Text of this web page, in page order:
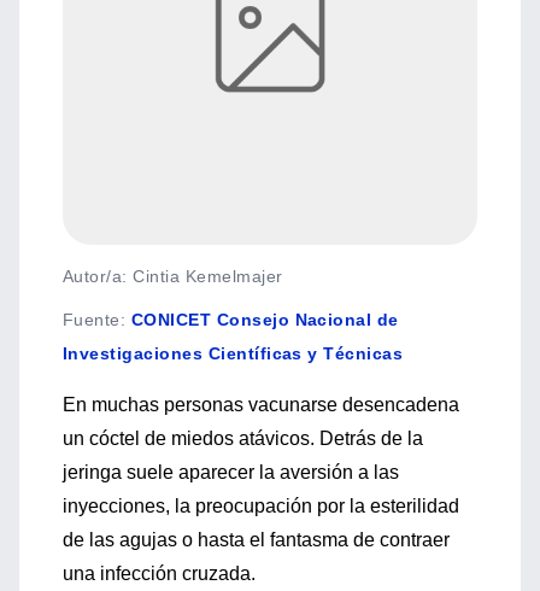
Autor/a: Cintia Kemelmajer
Fuente: CONICET Consejo Nacional de
Investigaciones Científicas y Técnicas
En muchas personas vacunarse desencadena
un cóctel de miedos atávicos. Detrás de la
jeringa suele aparecer la aversión a las
inyecciones, la preocupación por la esterilidad
de las agujas o hasta el fantasma de contraer
una infección cruzada.